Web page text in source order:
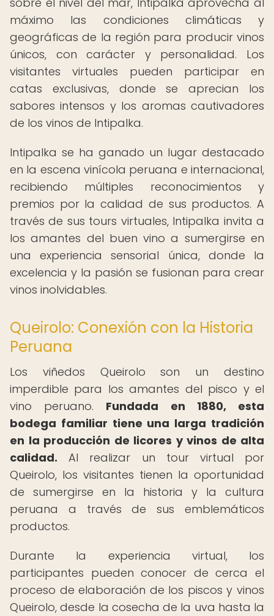
máximo las condiciones climáticas y
geográficas de la región para producir vinos
únicos, con carácter y personalidad. Los
visitantes virtuales pueden participar en
catas exclusivas, donde se aprecian los
sabores intensos y los aromas cautivadores
de los vinos de Intipalka.
Intipalka se ha ganado un lugar destacado
en la escena vinícola peruana e internacional,
recibiendo múltiples reconocimientos y
premios por la calidad de sus productos. A
través de sus tours virtuales, Intipalka invita a
los amantes del buen vino a sumergirse en
una experiencia sensorial única, donde la
excelencia y la pasión se fusionan para crear
vinos inolvidables.
Queirolo: Conexión con la Historia
Peruana
Los viñedos Queirolo son un destino
imperdible para los amantes del pisco y el
vino peruano. Fundada en 1880, esta
bodega familiar tiene una larga tradición
en la producción de licores y vinos de alta
calidad. Al realizar un tour virtual por
Queirolo, los visitantes tienen la oportunidad
de sumergirse en la historia y la cultura
peruana a través de sus emblemáticos
productos.
Durante la experiencia virtual, los
participantes pueden conocer de cerca el
proceso de elaboración de los piscos y vinos
Queirolo, desde la cosecha de la uva hasta la